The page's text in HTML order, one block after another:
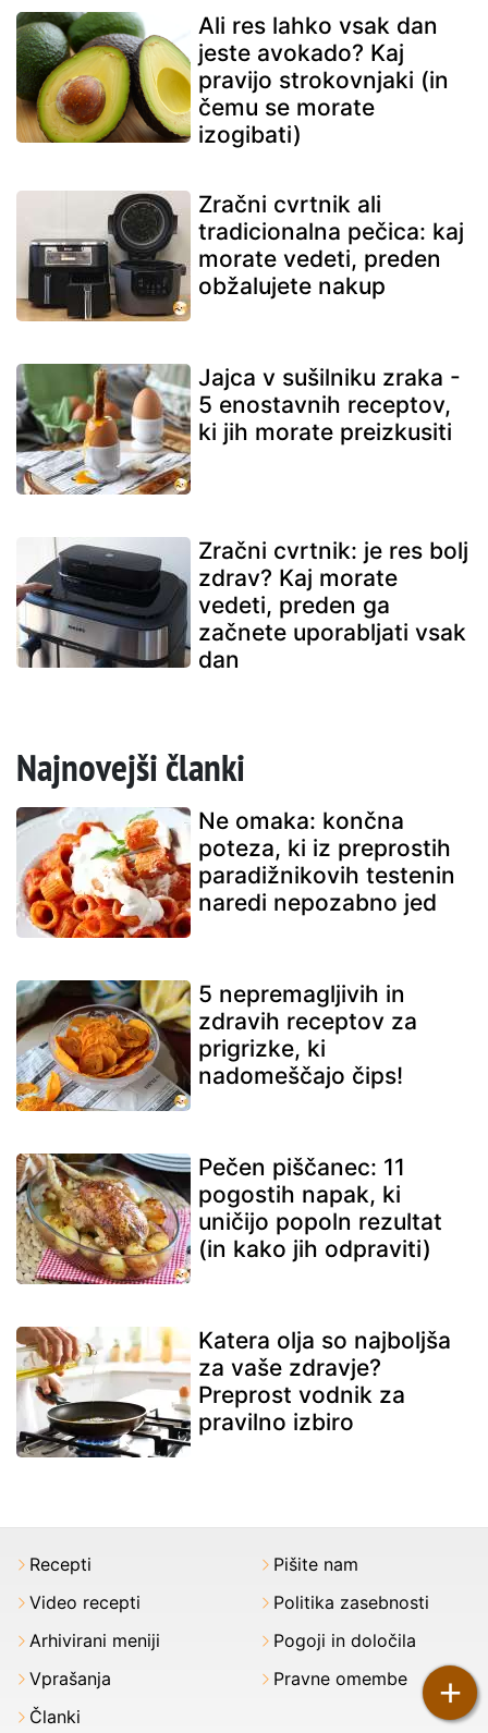
Ali res lahko vsak dan
jeste avokado? Kaj
pravijo strokovnjaki (in
čemu se morate
izogibati)
Zračni cvrtnik ali
tradicionalna pečica: kaj
morate vedeti, preden
obžalujete nakup
Jajca v sušilniku zraka -
5 enostavnih receptov,
ki jih morate preizkusiti
Zračni cvrtnik: je res bolj
zdrav? Kaj morate
vedeti, preden ga
začnete uporabljati vsak
dan
Najnovejši članki
Ne omaka: končna
poteza, ki iz preprostih
paradižnikovih testenin
naredi nepozabno jed
5 nepremagljivih in
zdravih receptov za
prigrizke, ki
nadomeščajo čips!
Pečen piščanec: 11
pogostih napak, ki
uničijo popoln rezultat
(in kako jih odpraviti)
Katera olja so najboljša
za vaše zdravje?
Preprost vodnik za
pravilno izbiro
+
Recepti
Video recepti
Arhivirani meniji
Vprašanja
Članki
Pišite nam
Politika zasebnosti
Pogoji in določila
Pravne omembe